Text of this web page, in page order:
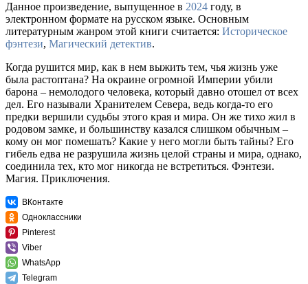
Данное произведение, выпущенное в 2024 году, в
электронном формате на русском языке. Основным
литературным жанром этой книги считается: Историческое
фэнтези, Магический детектив.
Когда рушится мир, как в нем выжить тем, чья жизнь уже
была растоптана? На окраине огромной Империи убили
барона – немолодого человека, который давно отошел от всех
дел. Его называли Хранителем Севера, ведь когда-то его
предки вершили судьбы этого края и мира. Он же тихо жил в
родовом замке, и большинству казался слишком обычным –
кому он мог помешать? Какие у него могли быть тайны? Его
гибель едва не разрушила жизнь целой страны и мира, однако,
соединила тех, кто мог никогда не встретиться. Фэнтези.
Магия. Приключения.
ВКонтакте
Одноклассники
Pinterest
Viber
WhatsApp
Telegram